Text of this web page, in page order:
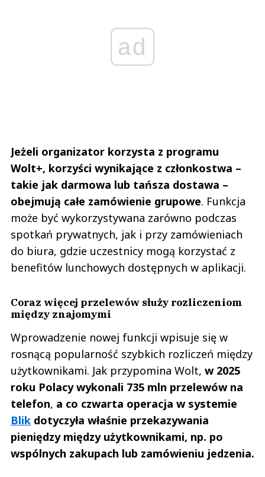
ad
Jeżeli organizator korzysta z programu
Wolt+, korzyści wynikające z członkostwa –
takie jak darmowa lub tańsza dostawa –
obejmują całe zamówienie grupowe. Funkcja
może być wykorzystywana zarówno podczas
spotkań prywatnych, jak i przy zamówieniach
do biura, gdzie uczestnicy mogą korzystać z
benefitów lunchowych dostępnych w aplikacji.
Coraz więcej przelewów służy rozliczeniom
między znajomymi
Wprowadzenie nowej funkcji wpisuje się w
rosnącą popularność szybkich rozliczeń między
użytkownikami. Jak przypomina Wolt, w 2025
roku Polacy wykonali 735 mln przelewów na
telefon, a co czwarta operacja w systemie
Blik dotyczyła właśnie przekazywania
pieniędzy między użytkownikami, np. po
wspólnych zakupach lub zamówieniu jedzenia.